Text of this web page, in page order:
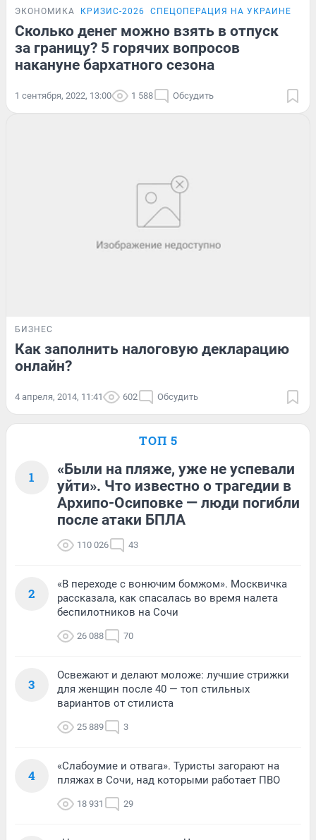
ЭКОНОМИКА КРИЗИС-2026 СПЕЦОПЕРАЦИЯ НА УКРАИНЕ
Сколько денег можно взять в отпуск
за границу? 5 горячих вопросов
накануне бархатного сезона
1 сентября, 2022, 13:00 1 588 Обсудить
БИЗНЕС
Как заполнить налоговую декларацию
онлайн?
4 апреля, 2014, 11:41 602 Обсудить
ТОП 5
1
«Были на пляже, уже не успевали
уйти». Что известно о трагедии в
Архипо-Осиповке — люди погибли
после атаки БПЛА
110 026 43
2
«В переходе с вонючим бомжом». Москвичка
рассказала, как спасалась во время налета
беспилотников на Сочи
26 088 70
3
Освежают и делают моложе: лучшие стрижки
для женщин после 40 — топ стильных
вариантов от стилиста
25 889 3
4
«Слабоумие и отвага». Туристы загорают на
пляжах в Сочи, над которыми работает ПВО
18 931 29